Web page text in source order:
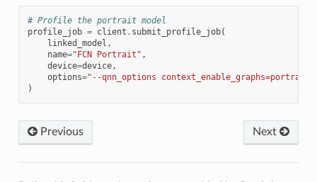
# Profile the portrait model
profile_job = client . submit_profile_job(
linked_model ,
name="FCN Portrait" ,
device=device,
options="--qnn_options context_enable_graphs=portrait"
)
Previous Next